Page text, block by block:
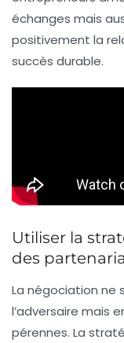
échanges mais
positivement la
succès durable.
Utiliser la
des
La négociation ne
l’adversaire mais
pérennes. La